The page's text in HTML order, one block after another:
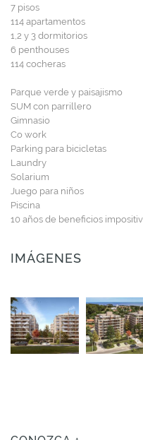
7 pisos
114 apartamentos
1,2 y 3 dormitorios
6 penthouses
114 cocheras
Parque verde y paisajismo
SUM con parrillero
Gimnasio
Co work
Parking para bicicletas
Laundry
Solarium
Juego para niños
Piscina
10 años de beneficios
IMÁGENES